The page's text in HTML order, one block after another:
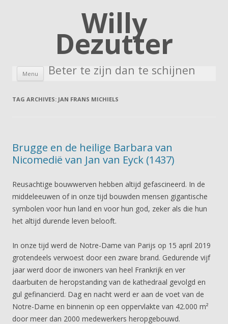
Willy
Dezutter
Beter te zijn dan te schijnen
Menu Skip to content
TAG ARCHIVES: JAN FRANS MICHIELS
Brugge en de heilige Barbara van
Nicomedië van Jan van Eyck (1437)
Reusachtige bouwwerven hebben altijd gefascineerd. In de
middeleeuwen of in onze tijd bouwden mensen gigantische
symbolen voor hun land en voor hun god, zeker als die hun
het altijd durende leven belooft.
In onze tijd werd de Notre-Dame van Parijs op 15 april 2019
grotendeels verwoest door een zware brand. Gedurende vijf
jaar werd door de inwoners van heel Frankrijk en ver
daarbuiten de heropstanding van de kathedraal gevolgd en
gul gefinancierd. Dag en nacht werd er aan de voet van de
Notre-Dame en binnenin op een oppervlakte van 42.000 m²
door meer dan 2000 medewerkers heropgebouwd.